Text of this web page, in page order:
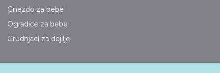
Gnezdo za bebe
Ogradice za bebe
Grudnjaci za dojilje